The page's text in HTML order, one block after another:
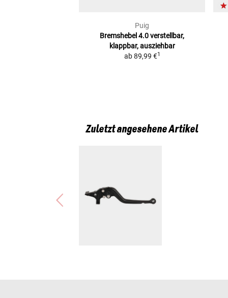
Puig
Bremshebel 4.0verstellbar,
klappbar, ausziehbar
ab 89,99 €1
Zuletzt angesehene Artikel